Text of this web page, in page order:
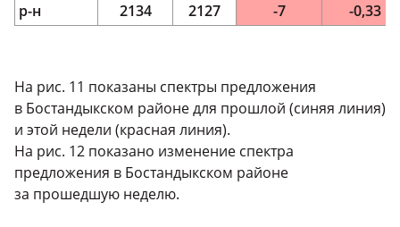
р-н
2134 2127 -7 -0,33
На рис. 11 показаны спектры предложения
в Бостандыкском районе для прошлой (синяя линия)
и этой недели (красная линия).
На рис. 12 показано изменение спектра
предложения в Бостандыкском районе
за прошедшую неделю.